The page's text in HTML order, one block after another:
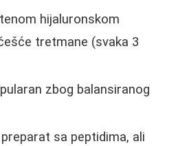
hijaluronskom
tretmane (svaka 3
zbog balansiranog
sa peptidima, ali